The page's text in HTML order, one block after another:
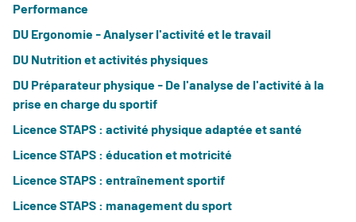
Performance
DU Ergonomie - Analyser l'activité et le travail
DU Nutrition et activités physiques
DU Préparateur physique - De l'analyse de l'activité à la
prise en charge du sportif
Licence STAPS : activité physique adaptée et santé
Licence STAPS : éducation et motricité
Licence STAPS : entraînement sportif
Licence STAPS : management du sport